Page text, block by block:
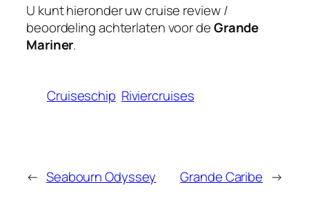
U kunt hieronder uw cruise review /
beoordeling achterlaten voor deGrande
Mariner.
Cruiseschip Riviercruises
← Seabourn Odyssey Grande Caribe →